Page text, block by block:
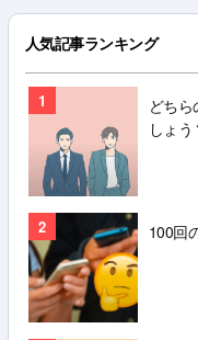
人気記事ランキング
1
どち
しょう
2 100回